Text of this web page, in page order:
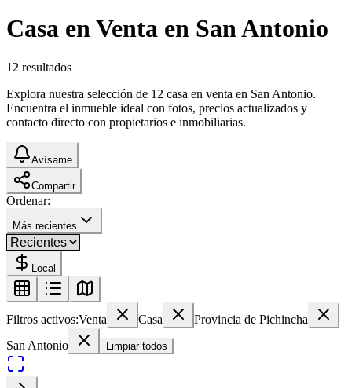
Casa en Venta en San Antonio
12 resultados
Explora nuestra selección de 12 casa en venta en San Antonio.
Encuentra el inmueble ideal con fotos, precios actualizados y
contacto directo con propietarios e inmobiliarias.
Avísame
Compartir
Ordenar:
Más recientes
Local
Filtros activos:Venta Casa
Provincia de Pichincha
San Antonio
Limpiar todos